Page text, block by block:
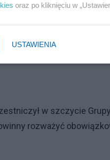
w szczycie
rozważyć
oraz po kliknięciu w
USTAWIENIA